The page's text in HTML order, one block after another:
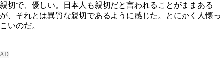
親切で、優しい。日本人も親切だと言われることがままある
が、それとは異質な親切であるように感じた。とにかく人懐っ
こいのだ。